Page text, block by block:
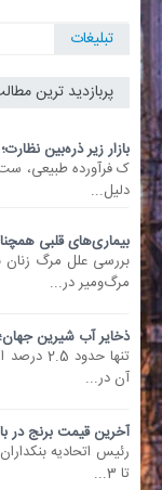
تبلیغات
پربازدید ترین
بازار زیر ذره‌بین
ک فرآورده طبیعی، ست
دلیل...
بیماری‌های قلبی
بررسی علل مرگ
مرگ‌ومیر در...
ذخایر آب شیرین
تنها
آن در...
آخرین قیمت برنج در
تا 3...